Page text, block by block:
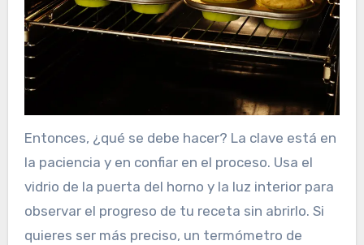
Entonces, ¿qué se debe hacer? La clave está en
la paciencia y en confiar en el proceso. Usa el
vidrio de la puerta del horno y la luz interior para
observar el progreso de tu receta sin abrirlo. Si
quieres ser más preciso, un termómetro de